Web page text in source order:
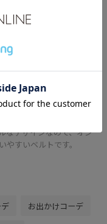
クエアバックルベ
なデザインなので、オン
やすいベルトです。
お出かけコーデ